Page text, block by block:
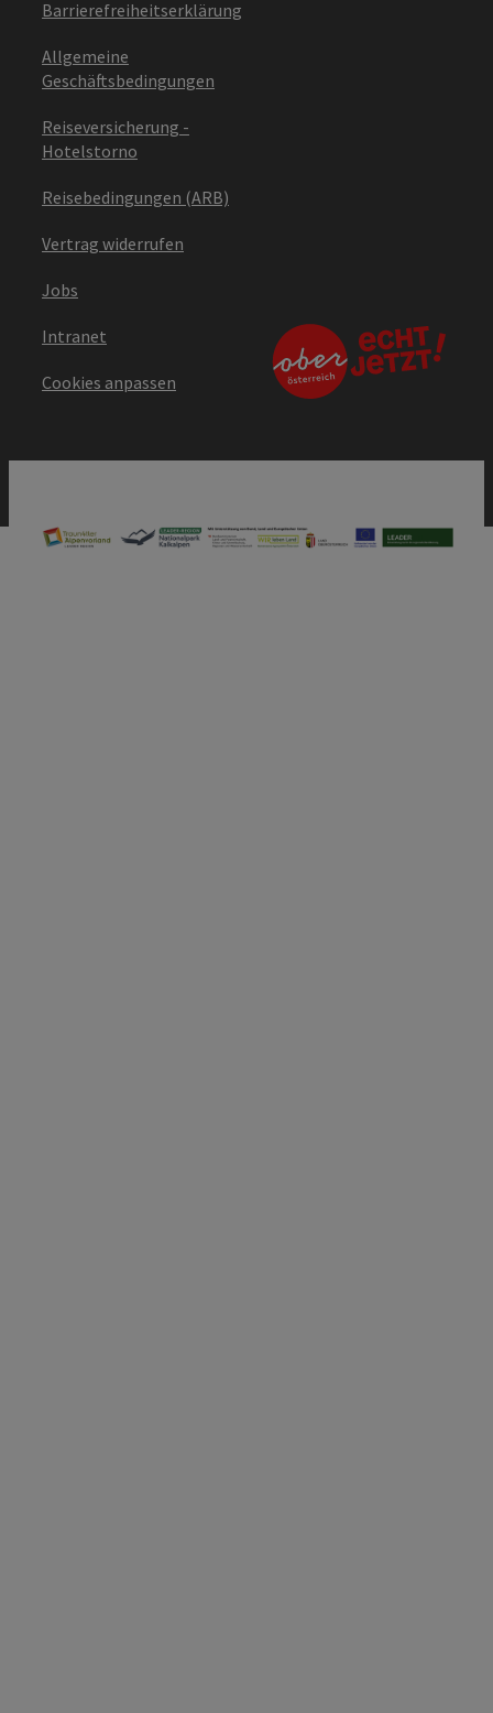
Barrierefreiheitserklärung
Allgemeine
Geschäftsbedingungen
Reiseversicherung -
Hotelstorno
Reisebedingungen (ARB)
Vertrag widerrufen
Jobs
Intranet
Cookies anpassen